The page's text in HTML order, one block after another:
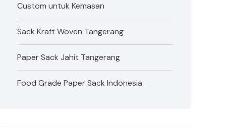
Custom untuk Kemasan
Sack Kraft Woven Tangerang
Paper Sack Jahit Tangerang
Food Grade Paper Sack Indonesia